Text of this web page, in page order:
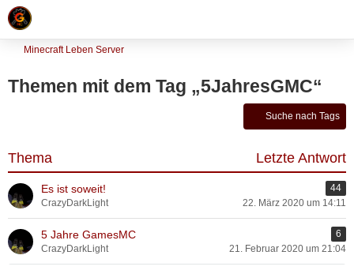
Minecraft Leben Server
Themen mit dem Tag „5JahresGMC“
Suche nach Tags
Thema Letzte Antwort
Es ist soweit!
44
CrazyDarkLight
22. März 2020 um 14:11
5 Jahre GamesMC
6
CrazyDarkLight
21. Februar 2020 um 21:04